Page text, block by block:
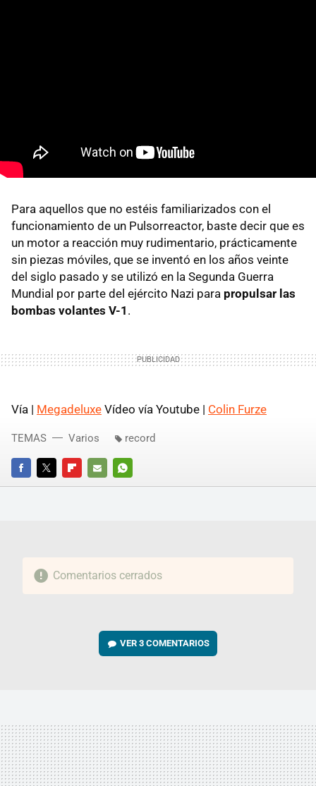
Para aquellos que no estéis familiarizados con el
funcionamiento de un Pulsorreactor, baste decir que es
un motor a reacción muy rudimentario, prácticamente
sin piezas móviles, que se inventó en los años veinte
del siglo pasado y se utilizó en la Segunda Guerra
Mundial por parte del ejército Nazi para propulsar las
bombas volantes V-1 .
Vía | Megadeluxe Vídeo vía Youtube | Colin Furze
FACEBOOKTWITTERFLIPBOARD
E-
WHATSAPP
TEMAS Varios record
Comentarios cerrados
VER3 COMENTARIOS